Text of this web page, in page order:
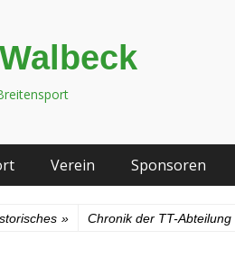
Verein Sponsoren
» Chronik der TT-Abteilung